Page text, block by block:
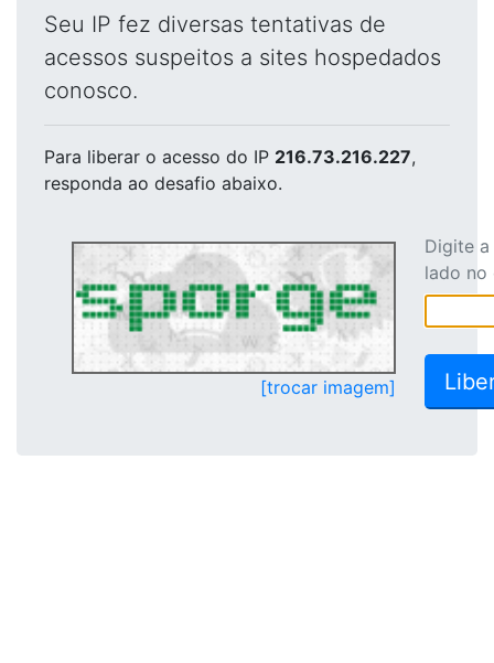
Seu IP fez diversas tentativas de
acessos suspeitos a sites hospedados
conosco.
Para liberar o acesso do IP 216.73.216.227,
responda ao desafio abaixo.
[trocar imagem]
Digite
lado no